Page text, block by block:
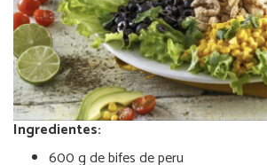
Ingredientes:
600 g de bifes de peru